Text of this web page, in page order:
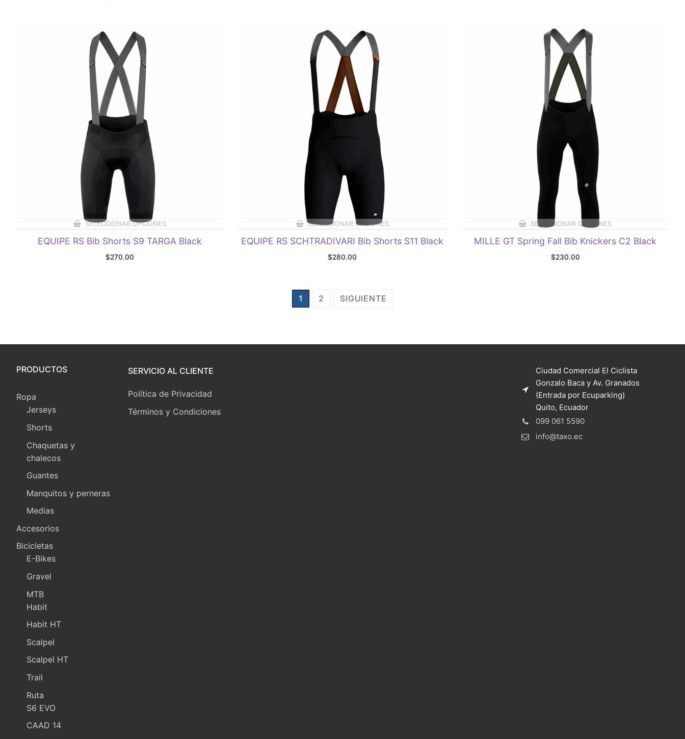
SELECCIONAR OPCIONES
EQUIPE RS Bib Shorts S9 TARGA Black
$270.00
SELECCIONAR OPCIONES
EQUIPE RS SCHTRADIVARI Bib Shorts S11 Black
$280.00
SELECCIONAR OPCIONES
MILLE GT Spring Fall Bib Knickers C2 Black
$230.00
1 2 SIGUIENTE
PRODUCTOS
Ropa
Jerseys
Shorts
Chaquetas y
chalecos
Guantes
Manquitos y perneras
Medias
Accesorios
Bicicletas
E-Bikes
Gravel
MTB
Habit
Habit HT
Scalpel
Scalpel HT
Trail
Ruta
S6 EVO
CAAD 14
SERVICIO AL CLIENTE
Política de Privacidad
Términos y Condiciones
Ciudad Comercial El Ciclista
Gonzalo Baca y Av. Granados
(Entrada por Ecuparking)
Quito, Ecuador
099 061 5590
info@taxo.ec